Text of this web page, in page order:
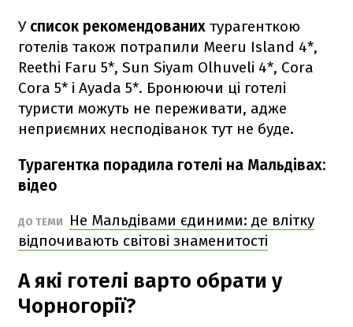
У список рекомендованих турагенткою
готелів також потрапили Meeru Island 4*,
Reethi Faru 5*, Sun Siyam Olhuveli 4*, Сora
Cora 5* і Ayada 5*. Бронюючи ці готелі
туристи можуть не переживати, адже
неприємних несподіванок тут не буде.
Турагентка порадила готелі на Мальдівах:
відео
ДО ТЕМИ
Не Мальдівами єдиними: де влітку
відпочивають світові знаменитості
А які готелі варто обрати у
Чорногорії?